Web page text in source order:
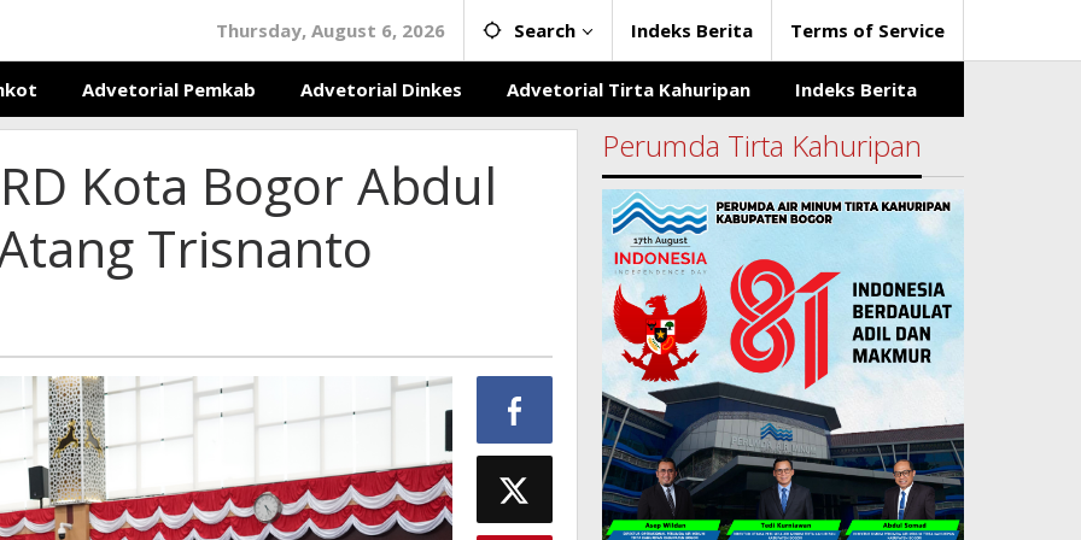
Thursday, August 6, 2026 Search Indeks Berita Terms of Service
Advetorial Pemkab Advetorial Dinkes Advetorial Tirta Kahuripan Indeks Berita
Kota Bogor Abdul
Trisnanto
Perumda Tirta Kahuripan